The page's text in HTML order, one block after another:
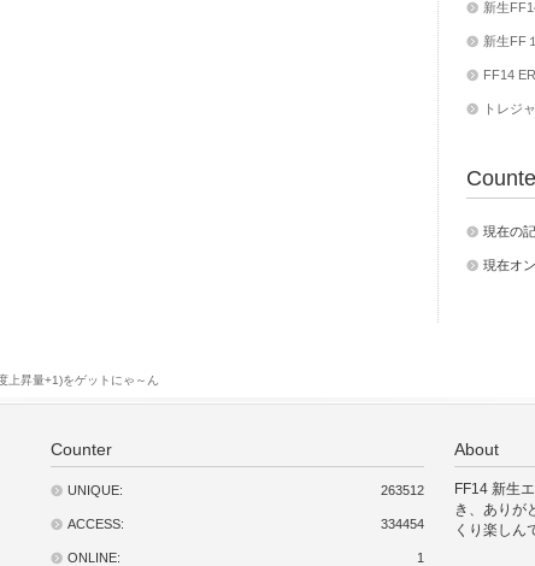
新生
新生FF
FF14
トレジ
現在の
現在オ
上昇量+1)をゲットにゃ～ん
Counter
263512
UNIQUE:
334454
ACCESS:
1
ONLINE:
About
FF14 新生
き、ありが
くり楽しん